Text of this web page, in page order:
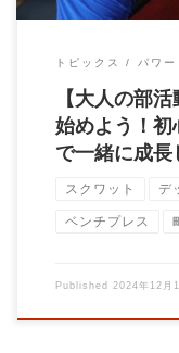
トピックス パワ
【大人の部
始めよう！初
で一緒に成長
スクワット デ
ベンチプレス
Published 2024年12月